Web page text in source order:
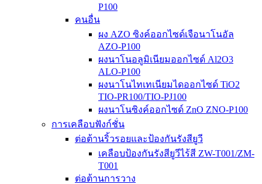
P100
คนอื่น
ผง AZO ซิงค์ออกไซด์เจือนาโนอัล
AZO-P100
ผงนาโนอลูมิเนียมออกไซด์ Al2O3
ALO-P100
ผงนาโนไทเทเนียมไดออกไซด์ TiO2
TIO-PR100/TIO-PJ100
ผงนาโนซิงค์ออกไซด์ ZnO ZNO-P100
การเคลือบฟังก์ชั่น
ต่อต้านริ้วรอยและป้องกันรังสียูวี
เคลือบป้องกันรังสียูวีไร้สี ZW-T001/ZM-
T001
ต่อต้านการวาง